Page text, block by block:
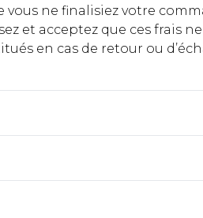
ne finalisiez votre
et acceptez que ces frais
en cas de retour ou